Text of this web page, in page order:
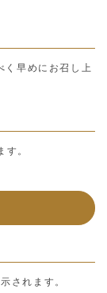
早めにお召し上
。
されます。